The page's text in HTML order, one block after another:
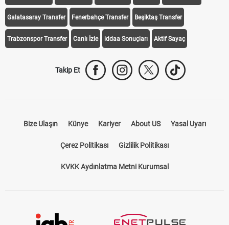
Galatasaray Transfer Fenerbahçe Transfer Beşiktaş Transfer
Trabzonspor Transfer Canlı İzle iddaa Sonuçları Aktif Sayaç
Takip Et
Bize Ulaşın Künye Kariyer About US Yasal Uyarı
Çerez Politikası Gizlilik Politikası
KVKK Aydınlatma Metni Kurumsal